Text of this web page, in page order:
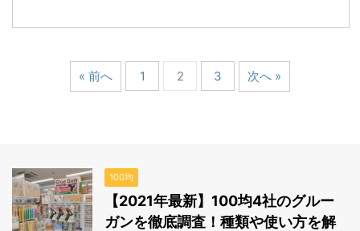
« 前へ 1 2 3 次へ »
100均
【2021年最新】100均4社のグルー
ガンを徹底調査！種類や使い方を解